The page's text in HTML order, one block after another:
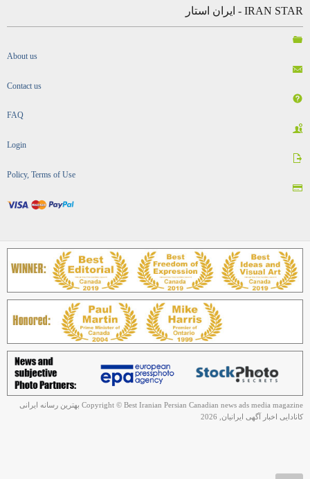
IRAN STAR - ایران استار
About us
Contact us
FAQ
Login
Policy, Terms of Use
Copyright © Best Iranian Persian Canadian news ads media magazine بهترین رسانه ایرانی
کانادایی اخبار آگهی ایرانیان, 2026